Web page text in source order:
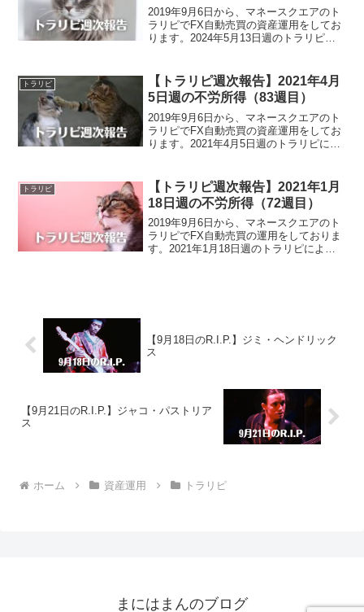
2019年9月6日から、マネースクエアのト
ラリピでFX自動売買の資産運用をしてお
ります。2024年5月13日週のトラリピに
は、321,966円でございました。トラ...
トラリピ
【トラリピ週次報告】2021年4月
5日週の不労所得（83週目）
2019年9月6日から、マネースクエアのト
ラリピでFX自動売買の資産運用をしてお
ります。2021年4月5日週のトラリピによ
益：2,090,063円・評価損益：-9...
トラリピ
【トラリピ週次報告】2021年1月
18日週の不労所得（72週目）
2019年9月6日から、マネースクエアのト
ラリピでFX自動売買の運用をしておりま
す。2021年1月18日週のトラリピによる
【9月18日のR.I.P.】ジミ・ヘンドリック
ス
【9月21日のR.I.P.】ジャコ・パストリア
ス
ホーム 資産運用 トラリピ
まにはまんのブログ